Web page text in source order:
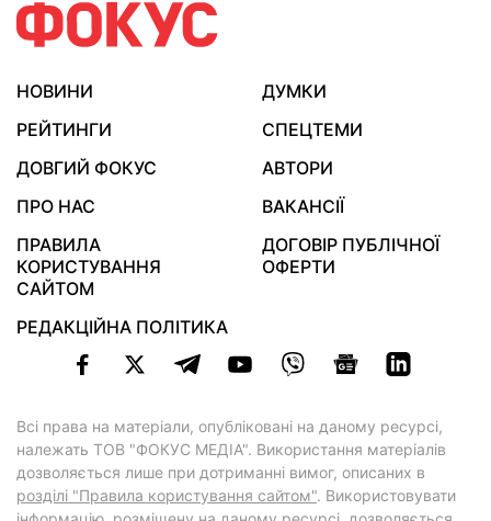
НОВИНИ
ДУМКИ
РЕЙТИНГИ
СПЕЦТЕМИ
ДОВГИЙ ФОКУС
АВТОРИ
ПРО НАС
ВАКАНСІЇ
ПРАВИЛА
КОРИСТУВАННЯ
САЙТОМ
ДОГОВІР ПУБЛІЧНОЇ
ОФЕРТИ
РЕДАКЦІЙНА ПОЛІТИКА
Всі права на матеріали, опубліковані на даному ресурсі,
належать ТОВ "ФОКУС МЕДІА". Використання матеріалів
дозволяється лише при дотриманні вимог, описаних в
розділі "Правила користування сайтом". Використовувати